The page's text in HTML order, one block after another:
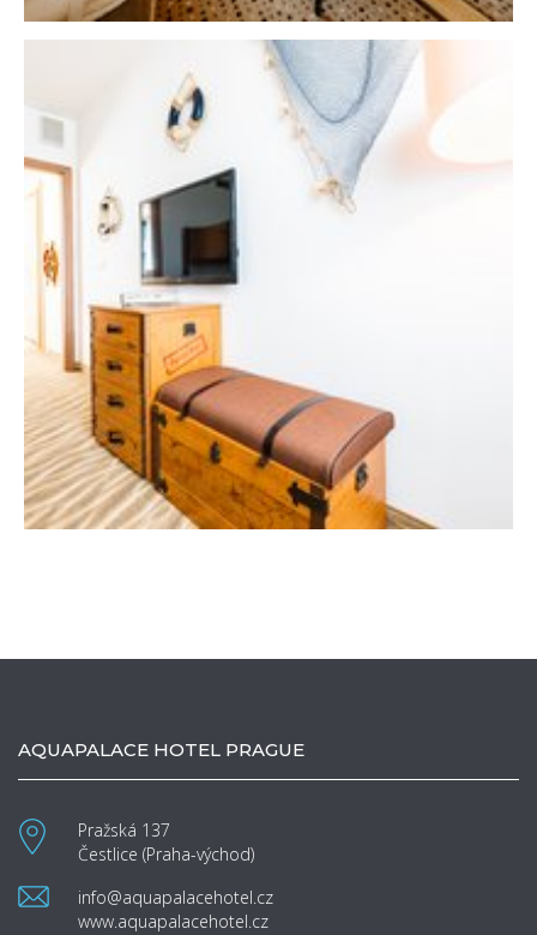
AQUAPALACE HOTEL PRAGUE
Pražská 137
Čestlice (Praha-východ)
info@aquapalacehotel.cz
www.aquapalacehotel.cz